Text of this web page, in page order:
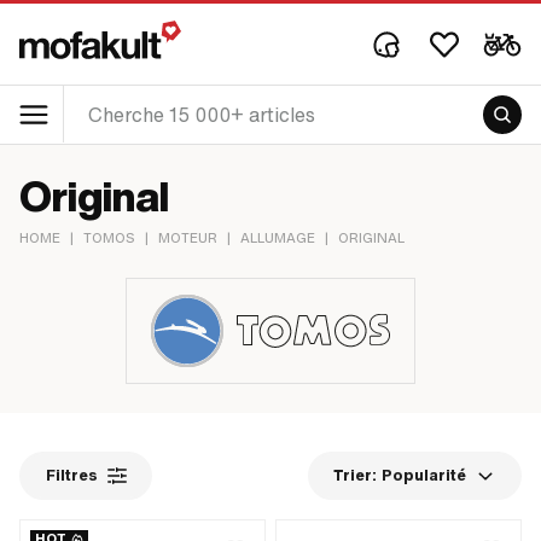
Original
HOME | TOMOS | MOTEUR | ALLUMAGE | ORIGINAL
Filtres Trier: Popularité